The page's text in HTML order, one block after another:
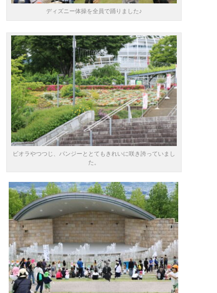
ディズニー体操を全員で踊りました♪
ビオラやつつじ、パンジーととてもきれいに咲き誇っていまし
た。